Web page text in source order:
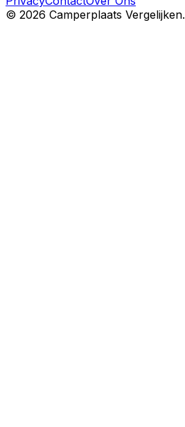
© 2026 Camperplaats Vergelijken.